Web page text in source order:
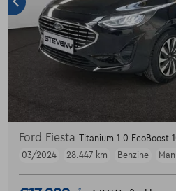
Ford Fiesta Titanium 1.0 EcoBoost
03/2024
28.447 km Benzine